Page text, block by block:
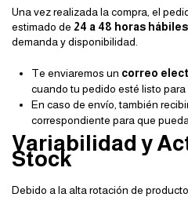
Una vez realizada la compra, el
estimado de 24 a 48 horas hábiles
demanda y disponibilidad.
Te enviaremos un correo
cuando tu pedido esté listo para
En caso de envío, también
correspondiente para que
Variabilidad y
Stock
Debido a la alta rotación de